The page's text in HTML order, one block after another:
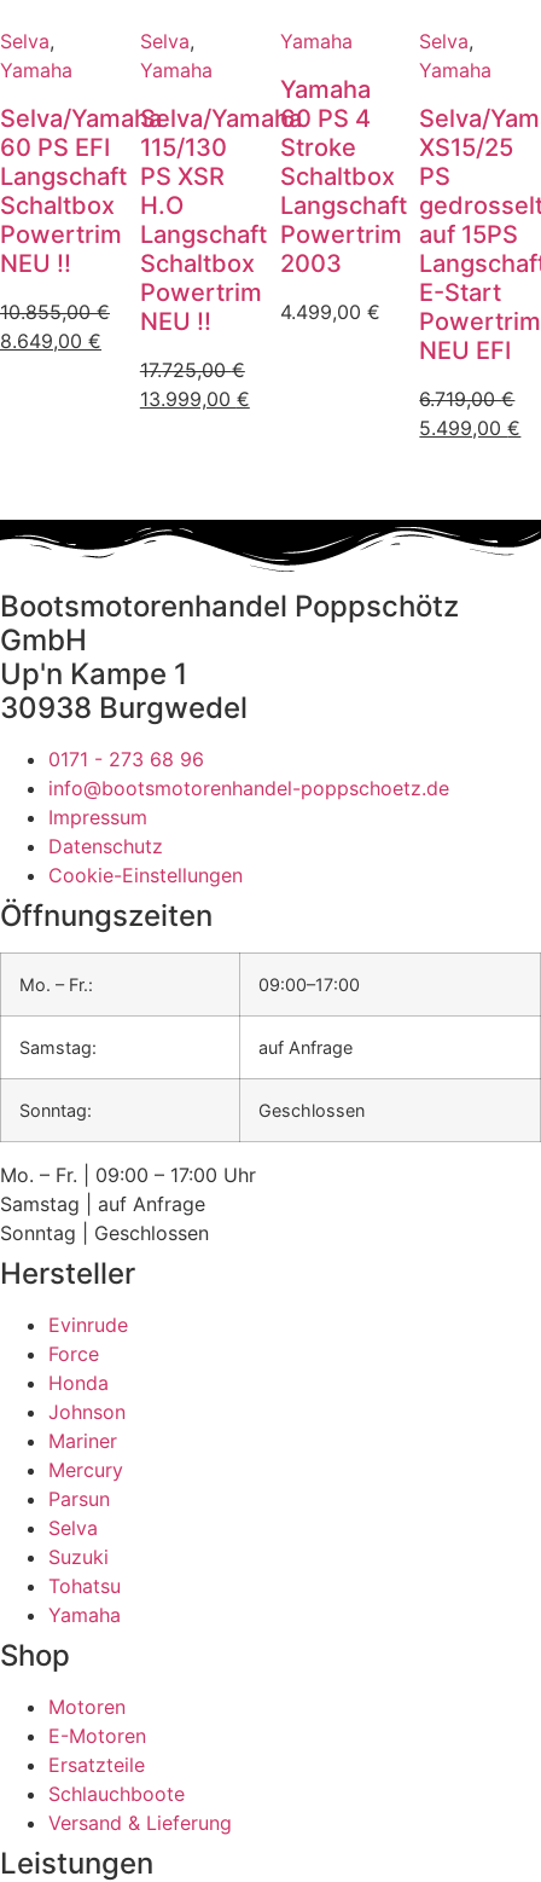
Selva,
Yamaha
Selva/Yamaha
60 PS EFI
Langschaft
Schaltbox
Powertrim
NEU !!
10.855,00€
8.649,00 €
Selva,
Yamaha
Selva/Yamaha
115/130
PS XSR
H.O
Langschaft
Schaltbox
Powertrim
NEU !!
17.725,00€
13.999,00 €
Yamaha
Yamaha
60 PS 4
Stroke
Schaltbox
Langschaft
Powertrim
2003
4.499,00 €
Selva,
Yamaha
Selva/
XS15/25
PS
auf 15PS
E-Start
Powertrim
NEU EFI
6.719,00€
5.499,00€
Bootsmotorenhandel Poppschötz
GmbH
Up'n Kampe 1
30938 Burgwedel
0171 - 273 68 96
info@bootsmotorenhandel-poppschoetz.de
Impressum
Datenschutz
Cookie-Einstellungen
Öffnungszeiten
Mo. – Fr.: 09:00–17:00
Samstag: auf Anfrage
Sonntag: Geschlossen
Mo. – Fr. | 09:00 – 17:00 Uhr
Samstag | auf Anfrage
Sonntag | Geschlossen
Hersteller
Evinrude
Force
Honda
Johnson
Mariner
Mercury
Parsun
Selva
Suzuki
Tohatsu
Yamaha
Shop
Motoren
E-Motoren
Ersatzteile
Schlauchboote
Versand & Lieferung
Leistungen